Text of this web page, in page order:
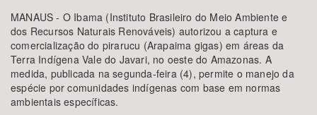
Área de Levantamento
Área Protegida
MANAUS - O Ibama (Instituto Brasileiro do Meio Ambiente e
dos Recursos Naturais Renováveis) autorizou a captura e
comercialização do pirarucu (Arapaima gigas) em áreas da
Terra Indígena Vale do Javari, no oeste do Amazonas. A
medida, publicada na segunda-feira (4), permite o manejo da
espécie por comunidades indígenas com base em normas
ambientais específicas.